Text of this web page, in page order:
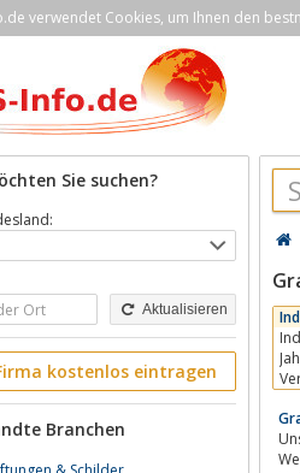
verwendet Cookies, um Ihnen den
Sie suchen?
Aktualisieren
kostenlos eintragen
Branchen